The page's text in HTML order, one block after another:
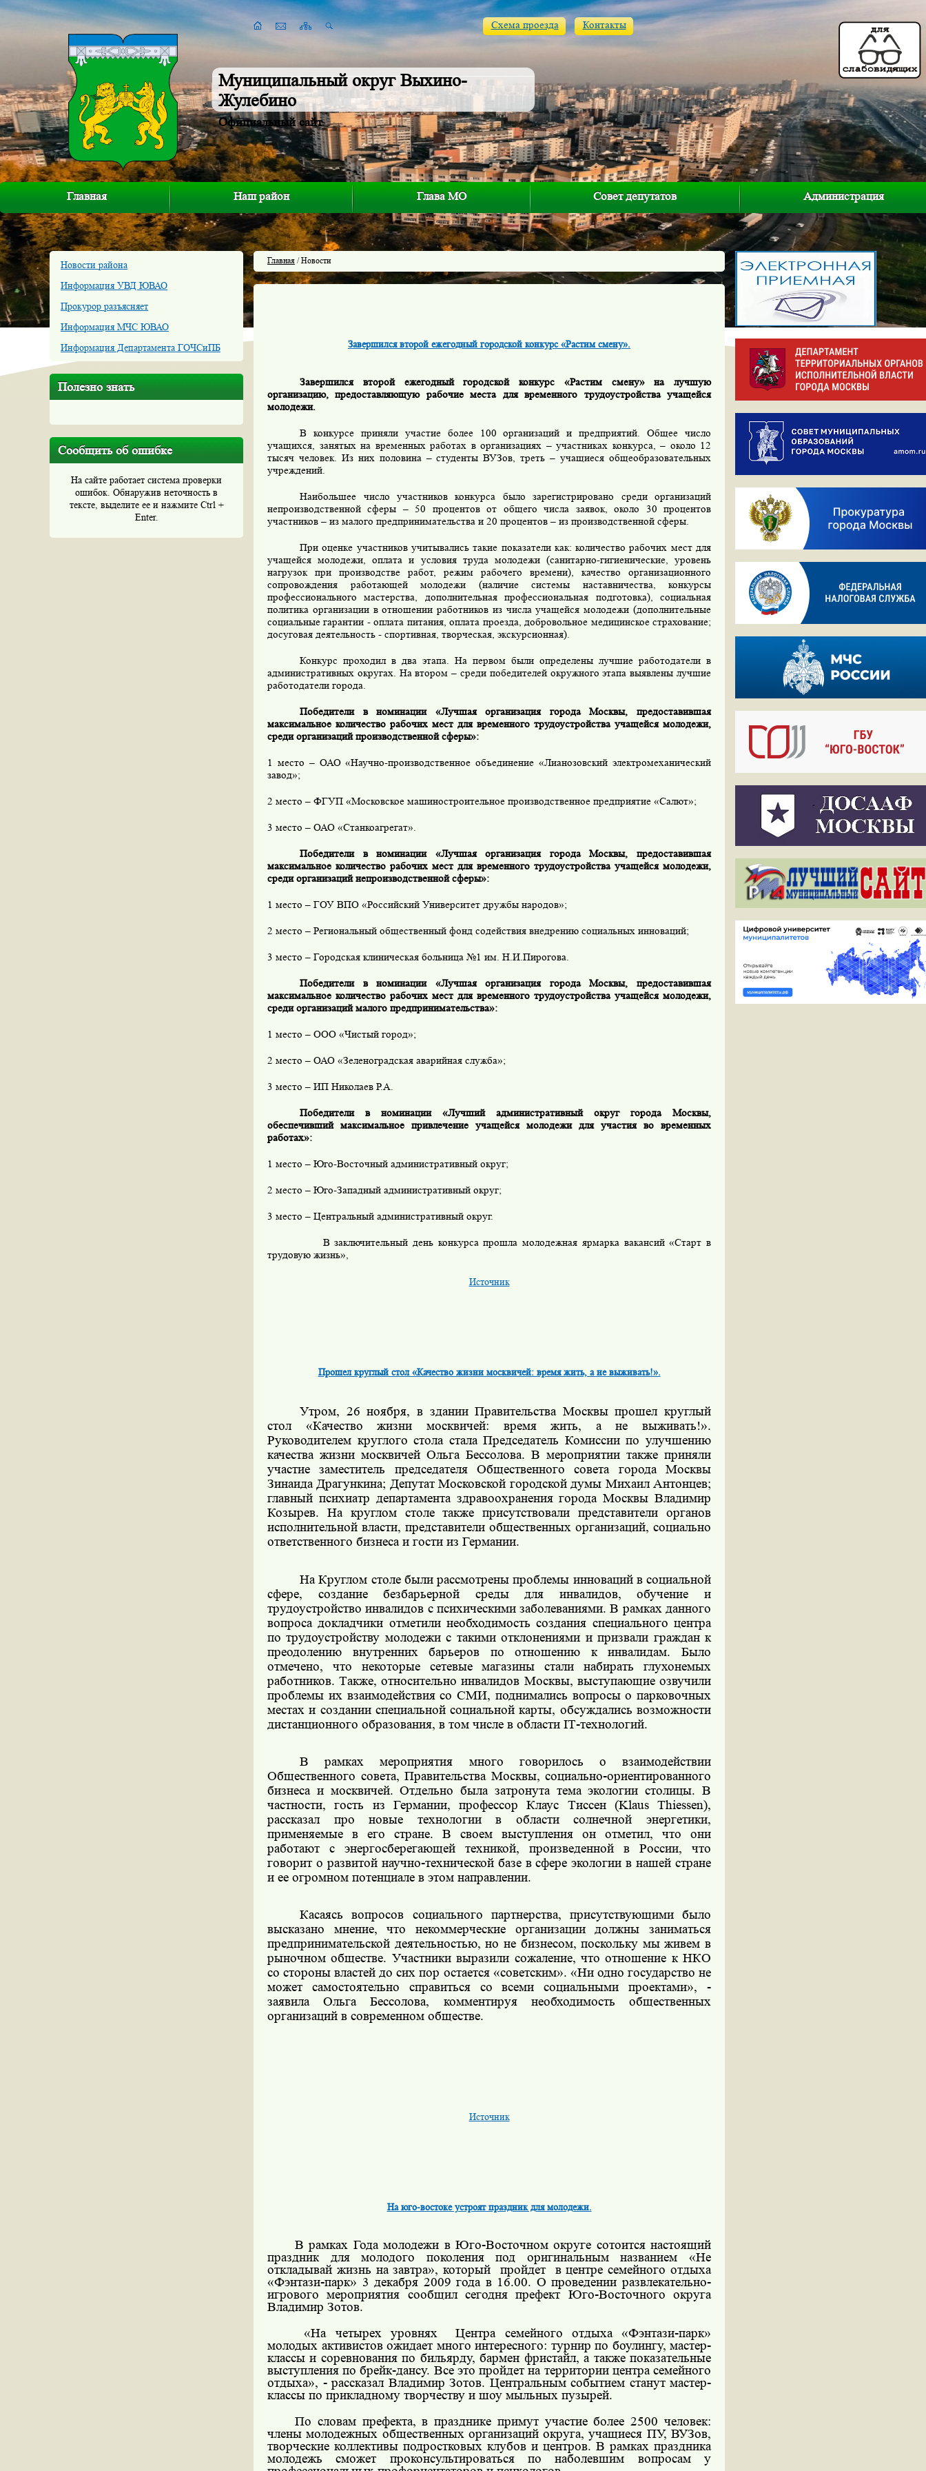
Муниципальный округ Выхино-
Жулебино
Официальный сайт
Схема проезда Контакты
Главная Наш район Глава МО Совет депутатов Администрация
Новости района
Информация УВД ЮВАО
Прокурор разъясняет
Информация МЧС ЮВАО
Информация Департамента ГОЧСиПБ
Полезно знать
Сообщить об ошибке
На сайте работает система проверки
ошибок. Обнаружив неточность в
тексте, выделите ее и нажмите Ctrl +
Enter.
Главная / Новости
Завершился второй ежегодный городской конкурс «Растим смену».
Завершился второй ежегодный городской конкурс «Растим смену» на лучшую
организацию, предоставляющую рабочие места для временного трудоустройства учащейся
молодежи.
В конкурсе приняли участие более 100 организаций и предприятий. Общее число
учащихся, занятых на временных работах в организациях – участниках конкурса, – около 12
тысяч человек. Из них половина – студенты ВУЗов, треть – учащиеся общеобразовательных
учреждений.
Наибольшее число участников конкурса было зарегистрировано среди организаций
непроизводственной сферы – 50 процентов от общего числа заявок, около 30 процентов
участников – из малого предпринимательства и 20 процентов – из производственной сферы.
При оценке участников учитывались такие показатели как: количество рабочих мест для
учащейся молодежи, оплата и условия труда молодежи (санитарно-гигиенические, уровень
нагрузок при производстве работ, режим рабочего времени), качество организационного
сопровождения работающей молодежи (наличие системы наставничества, конкурсы
профессионального мастерства, дополнительная профессиональная подготовка), социальная
политика организации в отношении работников из числа учащейся молодежи (дополнительные
социальные гарантии - оплата питания, оплата проезда, добровольное медицинское страхование;
досуговая деятельность - спортивная, творческая, экскурсионная).
Конкурс проходил в два этапа. На первом были определены лучшие работодатели в
административных округах. На втором – среди победителей окружного этапа выявлены лучшие
работодатели города.
Победители в номинации «Лучшая организация города Москвы, предоставившая
максимальное количество рабочих мест для временного трудоустройства учащейся молодежи,
среди организаций производственной сферы»:
1 место – ОАО «Научно-производственное объединение «Лианозовский электромеханический
завод»;
2 место – ФГУП «Московское машиностроительное производственное предприятие «Салют»;
3 место – ОАО «Станкоагрегат».
Победители в номинации «Лучшая организация города Москвы, предоставившая
максимальное количество рабочих мест для временного трудоустройства учащейся молодежи,
среди организаций непроизводственной сферы»:
1 место – ГОУ ВПО «Российский Университет дружбы народов»;
2 место – Региональный общественный фонд содействия внедрению социальных инноваций;
3 место – Городская клиническая больница №1 им. Н.И.Пирогова.
Победители в номинации «Лучшая организация города Москвы, предоставившая
максимальное количество рабочих мест для временного трудоустройства учащейся молодежи,
среди организаций малого предпринимательства»:
1 место – ООО «Чистый город»;
2 место – ОАО «Зеленоградская аварийная служба»;
3 место – ИП Николаев Р.А.
Победители в номинации «Лучший административный округ города Москвы,
обеспечивший максимальное привлечение учащейся молодежи для участия во временных
работах»:
1 место – Юго-Восточный административный округ;
2 место – Юго-Западный административный округ;
3 место – Центральный административный округ.
В заключительный день конкурса прошла молодежная ярмарка вакансий «Старт в
трудовую жизнь»,
Источник
Прошел круглый стол «Качество жизни москвичей: время жить, а не выживать!».
Утром, 26 ноября, в здании Правительства Москвы прошел круглый
стол «Качество жизни москвичей: время жить, а не выживать!».
Руководителем круглого стола стала Председатель Комиссии по улучшению
качества жизни москвичей Ольга Бессолова. В мероприятии также приняли
участиезаместитель председателя Общественного совета города Москвы
Зинаида Драгункина; Депутат Московской городской думы Михаил Антонцев;
главный психиатр департамента здравоохранения города Москвы Владимир
Козырев. На круглом столе также присутствовали представители органов
исполнительной власти, представители общественных организаций, социально
ответственного бизнеса и гости из Германии.
На Круглом столе были рассмотрены проблемы инноваций в социальной
сфере, создание безбарьерной среды для инвалидов, обучение и
трудоустройство инвалидов с психическими заболеваниями. В рамках данного
вопроса докладчики отметили необходимость создания специального центра
по трудоустройству молодежи с такими отклонениями и призвали граждан к
преодолению внутренних барьеров по отношению к инвалидам. Было
отмечено, что некоторые сетевые магазины стали набирать глухонемых
работников. Также, относительно инвалидов Москвы, выступающие озвучили
проблемы их взаимодействия со СМИ, поднимались вопросы о парковочных
местах и создании специальной социальной карты, обсуждались возможности
дистанционного образования, в том числе в области IT-технологий.
В рамках мероприятия много говорилось о взаимодействии
Общественного совета, Правительства Москвы, социально-ориентированного
бизнеса и москвичей. Отдельно была затронута тема экологии столицы. В
частности, гость из Германии, профессор Клаус Тиссен (Klaus Thiessen),
рассказал про новые технологии в области солнечной энергетики,
применяемые в его стране. В своем выступления он отметил, что они
работают с энергосберегающей техникой, произведенной в России, что
говорит о развитой научно-технической базе в сфере экологии в нашей стране
и ее огромном потенциале в этом направлении.
Касаясь вопросов социального партнерства, присутствующими было
высказано мнение, что некоммерческие организации должны заниматься
предпринимательской деятельностью, но не бизнесом, поскольку мы живем в
рыночном обществе. Участники выразили сожаление, что отношение к НКО
со стороны властей до сих пор остается «советским». «Ни одно государство не
может самостоятельно справиться со всеми социальными проектами», -
заявила Ольга Бессолова, комментируя необходимость общественных
организаций в современном обществе.
Источник
На юго-востоке устроят праздник для молодежи.
В рамках Года молодежи в Юго-Восточном округе сотоится настоящий
праздник для молодого поколения под оригинальным названием «Не
откладывай жизнь на завтра», который пройдет в центре семейного отдыха
«Фэнтази-парк» 3 декабря 2009 года в 16.00. О проведении развлекательно-
игрового мероприятия сообщил сегодня префект Юго-Восточного округа
Владимир Зотов.
«На четырех уровнях
Центра семейного отдыха «Фэнтази-парк»
молодых активистов ожидает много интересного: турнир по боулингу, мастер-
классы и соревнования по бильярду, бармен фристайл, а также показательные
выступления по брейк-дансу. Все это пройдет на территории центра семейного
отдыха», - рассказал Владимир Зотов. Центральным событием станут мастер-
классы по прикладному творчеству и шоу мыльных пузырей.
По словам префекта, в празднике примут участие более 2500 человек:
члены молодежных общественных организаций округа, учащиеся ПУ, ВУЗов,
творческие коллективы подростковых клубов и центров. В рамках праздника
молодежь сможет проконсультироваться по наболевшим вопросам у